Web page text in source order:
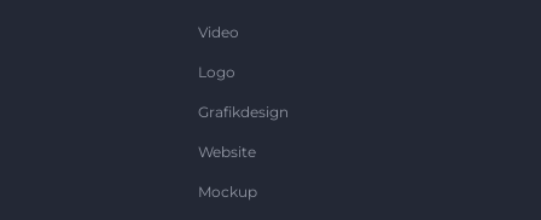
Video
Logo
Grafikdesign
Website
Mockup